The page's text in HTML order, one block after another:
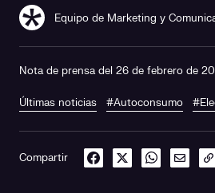
Equipo de Marketing y
Nota de prensa del 26 de febrero de
Últimas noticias #Autoconsumo
Compartir